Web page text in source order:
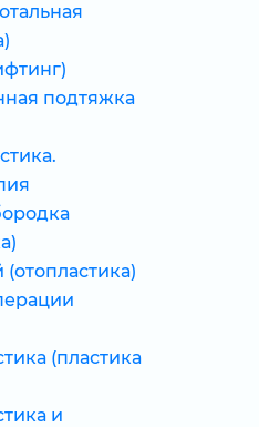
подтяжка
(пластика
и